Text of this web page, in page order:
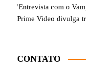
'Entrevista com o
Prime Video divulga
CONTATO